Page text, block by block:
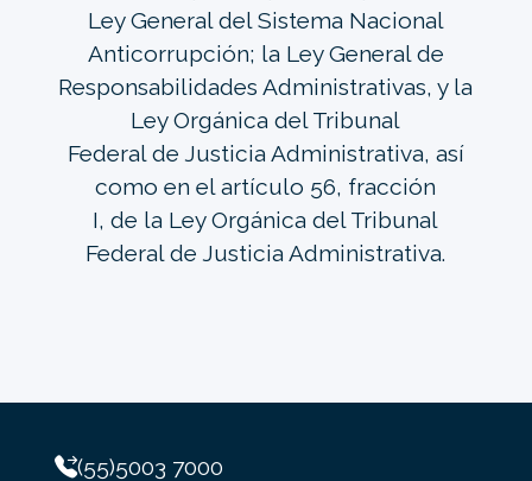
Ley General del Sistema Nacional
Anticorrupción; la Ley General de
Responsabilidades Administrativas, y la
Ley Orgánica del Tribunal
Federal de Justicia Administrativa, así
como en el artículo 56, fracción
I, de la Ley Orgánica del Tribunal
Federal de Justicia Administrativa.
(55)5003 7000